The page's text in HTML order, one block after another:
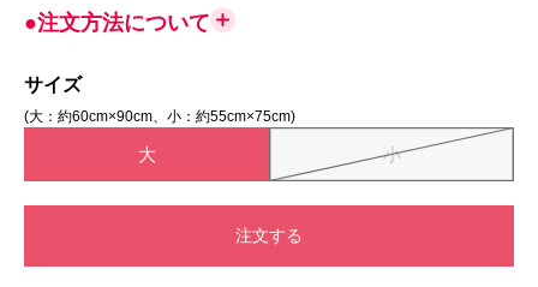
●注文方法について
サイズ
(大：約60cm×90cm、小：約55cm×75cm)
大 小
注文する